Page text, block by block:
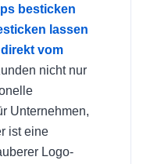
besticken
lassen
vom
nicht nur
Unternehmen,
ist eine
Logo-